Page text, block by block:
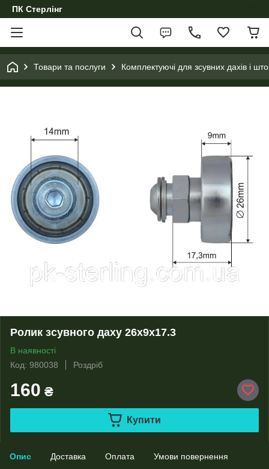
ПК Стерлінг
Товари та послуги Комплектуючі для зсувних дахів і
Ролик зсувного даху 26x9x17.3
В наявності
Код: 980038
Роздріб
160 ₴
Купити
Опис Доставка Оплата Умови повернення